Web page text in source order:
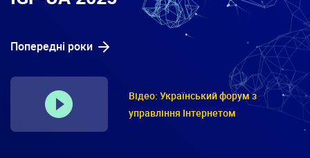
Попередні роки
Відео: Український форум з
управління Інтернетом